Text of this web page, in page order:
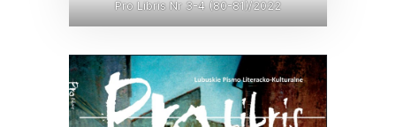
Pro Libris Nr 3-4 (80-81)/2022